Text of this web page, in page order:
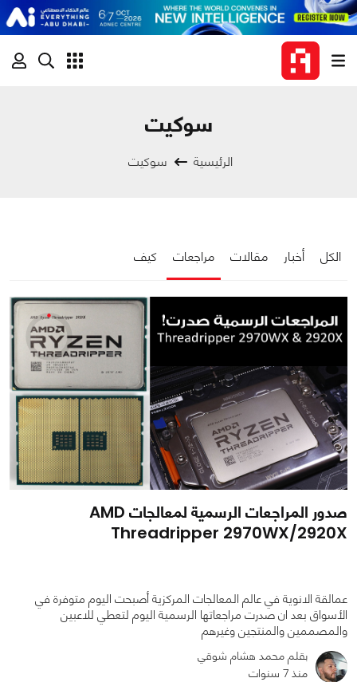
سوكيت
الرئيسية سوكيت
الكل أخبار مقالات مراجعات كيف
1996
صدور المراجعات الرسمية لمعالجات AMD
Threadripper 2970WX/2920X
عمالقة الانوية في عالم المعالجات المركزية أصبحت اليوم متوفرة في
الأسواق بعد ان صدرت مراجعاتها الرسمية اليوم لتعطي للاعبين
والمصممين والمنتجين وغيرهم
بقلم محمد هشام شوقي
منذ 7 سنوات